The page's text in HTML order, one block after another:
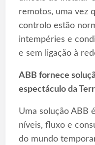
remotos, uma vez
controlo estão
intempéries e
e sem ligação à
ABB fornece
espectáculo da
Uma solução ABB
níveis, fluxo e
do mundo